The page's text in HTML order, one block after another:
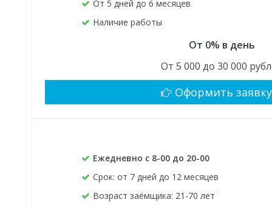
От 5 дней до 6 месяцев
Наличие работы
От 0% в день
От 5 000 до 30 000
Оформить заявку
Ежедневно с 8-00 до 20-00
Срок: от 7 дней до 12 месяцев
Возраст заёмщика: 21-70 лет